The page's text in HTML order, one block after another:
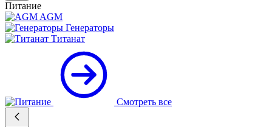
Питание
AGM
Генераторы
Титанат
Смотреть все